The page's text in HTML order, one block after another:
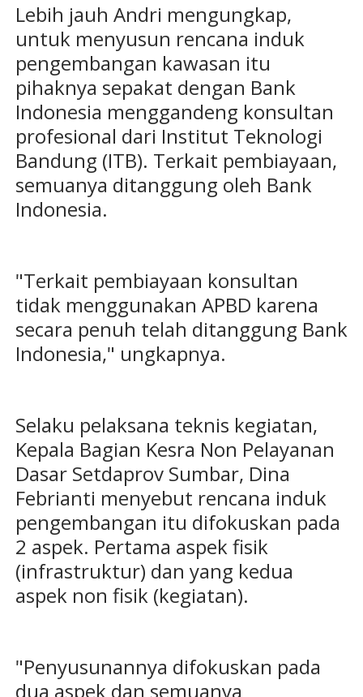
Lebih jauh Andri mengungkap,
untuk menyusun rencana induk
pengembangan kawasan itu
pihaknya sepakat dengan Bank
Indonesia menggandeng konsultan
profesional dari Institut Teknologi
Bandung (ITB). Terkait pembiayaan,
semuanya ditanggung oleh Bank
Indonesia.
"Terkait pembiayaan konsultan
tidak menggunakan APBD karena
secara penuh telah ditanggung Bank
Indonesia," ungkapnya.
Selaku pelaksana teknis kegiatan,
Kepala Bagian Kesra Non Pelayanan
Dasar Setdaprov Sumbar, Dina
Febrianti menyebut rencana induk
pengembangan itu difokuskan pada
2 aspek. Pertama aspek fisik
(infrastruktur) dan yang kedua
aspek non fisik (kegiatan).
"Penyusunannya difokuskan pada
dua aspek dan semuanya